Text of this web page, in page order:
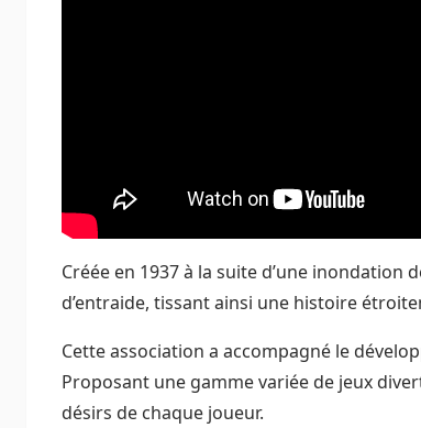
Créée en 1937 à la suite d’une inondation
d’entraide, tissant ainsi une histoire
Cette association a accompagné le
Proposant une gamme variée de jeux
désirs de chaque joueur.